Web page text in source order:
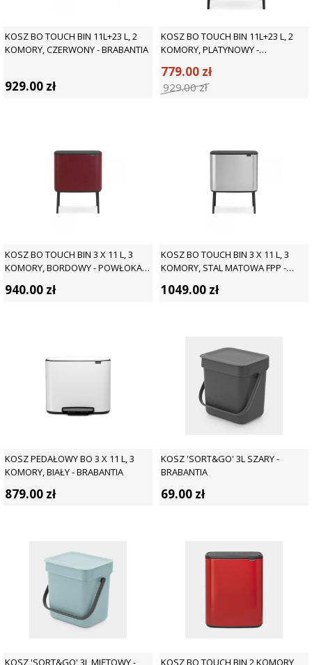
KOSZ BO TOUCH BIN 11L+23 L, 2
KOMORY, CZERWONY - BRABANTIA
929.00 zł
KOSZ BO TOUCH BIN 11L+23 L, 2
KOMORY, PLATYNOWY -
779.00 zł
929.00zł
KOSZ BO TOUCH BIN 3 X 11 L, 3
KOMORY, BORDOWY - POWŁOKA
940.00 zł
KOSZ BO TOUCH BIN 3 X 11 L, 3
KOMORY, STAL MATOWA FPP -
1049.00 zł
KOSZ PEDAŁOWY BO 3 X 11 L, 3
KOMORY, BIAŁY - BRABANTIA
879.00 zł
KOSZ 'SORT&GO' 3L SZARY -
BRABANTIA
69.00 zł
KOSZ 'SORT&GO' 3L MIĘTOWY -
KOSZ BO TOUCH BIN 2 KOMORY